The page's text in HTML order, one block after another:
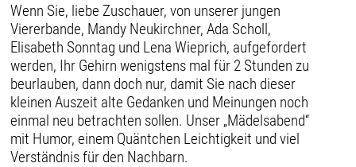
Wenn Sie, liebe Zuschauer, von unserer jungen
Viererbande, Mandy Neukirchner, Ada Scholl,
Elisabeth Sonntag und Lena Wieprich, aufgefordert
werden, Ihr Gehirn wenigstens mal für 2 Stunden zu
beurlauben, dann doch nur, damit Sie nach dieser
kleinen Auszeit alte Gedanken und Meinungen noch
einmal neu betrachten sollen. Unser „Mädelsabend“
mit Humor, einem Quäntchen Leichtigkeit und viel
Verständnis für den Nachbarn.